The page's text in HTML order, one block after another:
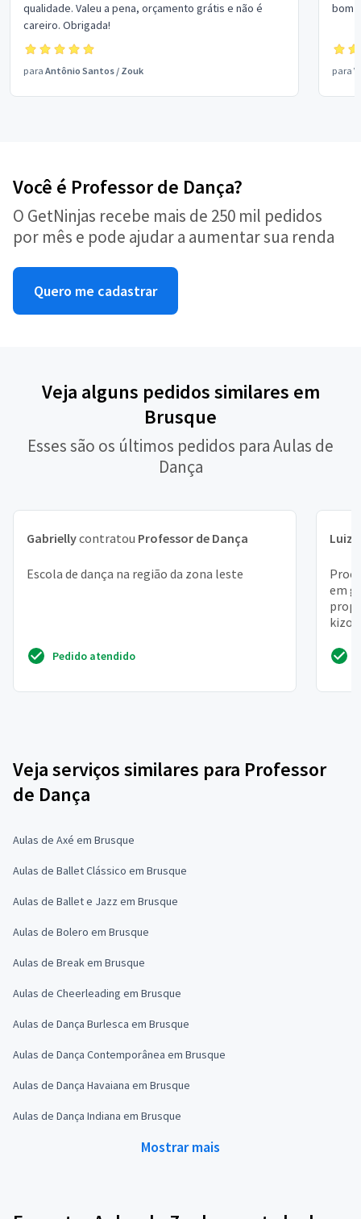
qualidade. Valeu a pena, orçamento grátis e não é
careiro. Obrigada!
para Antônio Santos / Zouk
bom
para
Você é Professor de Dança?
O GetNinjas recebe mais de 250 mil pedidos
por mês e pode ajudar a aumentar sua renda
Quero me cadastrar
Veja alguns pedidos similares em
Brusque
Esses são os últimos pedidos para Aulas de
Dança
Gabriellycontratou Professor de Dança
Escola de dança na região da zona leste
Pedido atendido
Luiz
em
Veja serviços similares para Professor
de Dança
Aulas de Axé em Brusque
Aulas de Ballet Clássico em Brusque
Aulas de Ballet e Jazz em Brusque
Aulas de Bolero em Brusque
Aulas de Break em Brusque
Aulas de Cheerleading em Brusque
Aulas de Dança Burlesca em Brusque
Aulas de Dança Contemporânea em Brusque
Aulas de Dança Havaiana em Brusque
Aulas de Dança Indiana em Brusque
Mostrar mais